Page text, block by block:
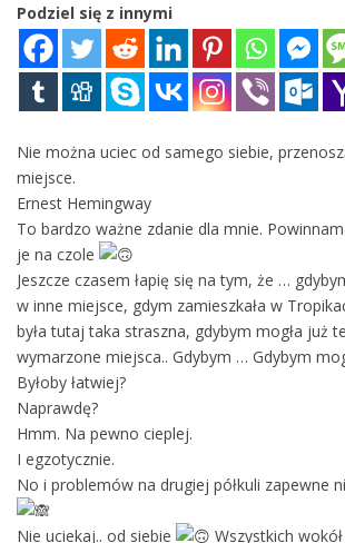
Podziel się z innymi
Nie można uciec od samego siebie,
miejsce.
Ernest Hemingway
To bardzo ważne zdanie dla mnie.
je na czole
Jeszcze czasem łapię się na tym, że …
w inne miejsce, gdym zamieszkała w
była tutaj taka straszna, gdybym mogła już
wymarzone miejsca.. Gdybym … Gdybym
Byłoby łatwiej?
Naprawdę?
Hmm. Na pewno cieplej.
I egzotycznie.
No i problemów na drugiej półkuli zapewne
Nie uciekaj.. od siebie
Wszystkich